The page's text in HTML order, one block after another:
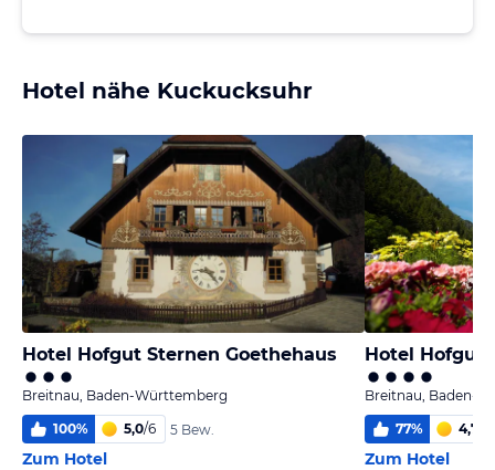
Hotel nähe Kuckucksuhr
Hotel Hofgut Sternen Goethehaus
Breitnau, Baden-Württemberg
100% 5,0/6 5 Bew.
Zum Hotel
Hotel Hofgut
Breitnau, Baden-
77% 4,7
Zum Hotel